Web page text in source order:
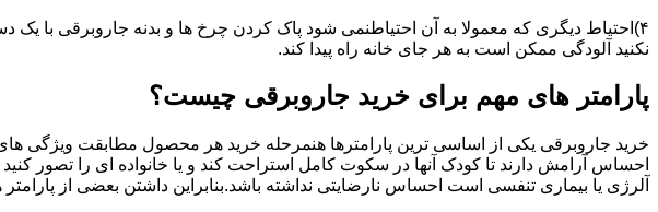
۴)احتیاط دیگری که معمولا به آن احتیاطنمی شود پاک کردن چرخ ها و بدنه جاروبرقی با
نکنید آلودگی ممکن است به هر جای خانه راه پیدا کند.
پارامتر های مهم برای خرید جاروبرقی چیست؟
خرید جاروبرقی یکی از اساسی ترین پارامترها هنمرحله خرید هر محصول مطابقت ویژگی
احساس آرامش دارند تا کودک آنها در سکوت کامل استراحت کند و یا خانواده ای را تصور
آلرژی یا بیماری تنفسی است احساس نارضایتی نداشته باشد.بنابراین داشتن بعضی از پارامتر